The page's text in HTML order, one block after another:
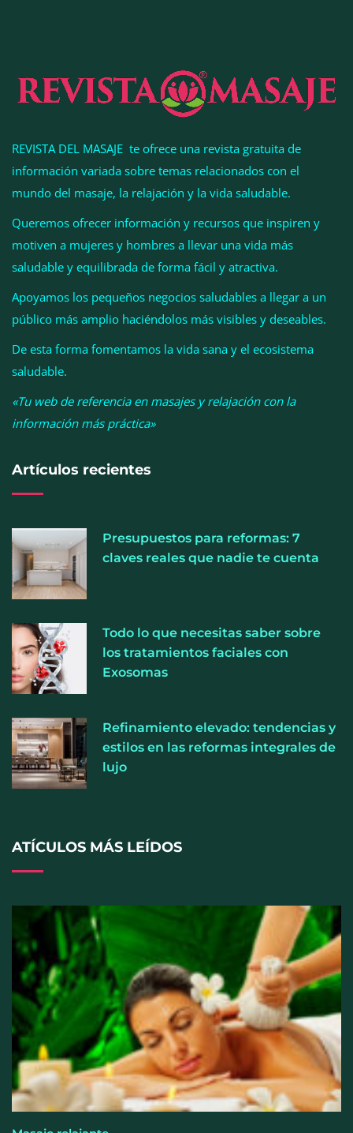
Esenzzia da la bienvenida a agosto con
perfumes de equivalencia
La luz roja, el nuevo aftersun, actúa en la
recuperación de la piel después del sol
cada vez más pacientes buscan verse mejor sin
cambiar sus rasgos, según la Clínica Mética
humedad prolongada, claves para prevenir una de
las infecciones más frecuentes
REVISTA DEL MASAJE te ofrece una revista gratuita de
información variada sobre temas relacionados con el
mundo del masaje, la relajación y la vida saludable.
Queremos ofrecer información y recursos que inspiren y
motiven a mujeres y hombres a llevar una vida más
saludable y equilibrada de forma fácil y atractiva.
Apoyamos los pequeños negocios saludables a llegar a un
público más amplio haciéndolos más visibles y deseables.
De esta forma fomentamos la vida sana y el ecosistema
saludable.
«Tu web de referencia en masajes y relajación con la
información más práctica»
Artículos recientes
Presupuestos para reformas: 7
claves reales que nadie te cuenta
Todo lo que necesitas saber sobre
los tratamientos faciales con
Exosomas
Refinamiento elevado: tendencias y
estilos en las reformas integrales de
lujo
ATÍCULOS MÁS LEÍDOS